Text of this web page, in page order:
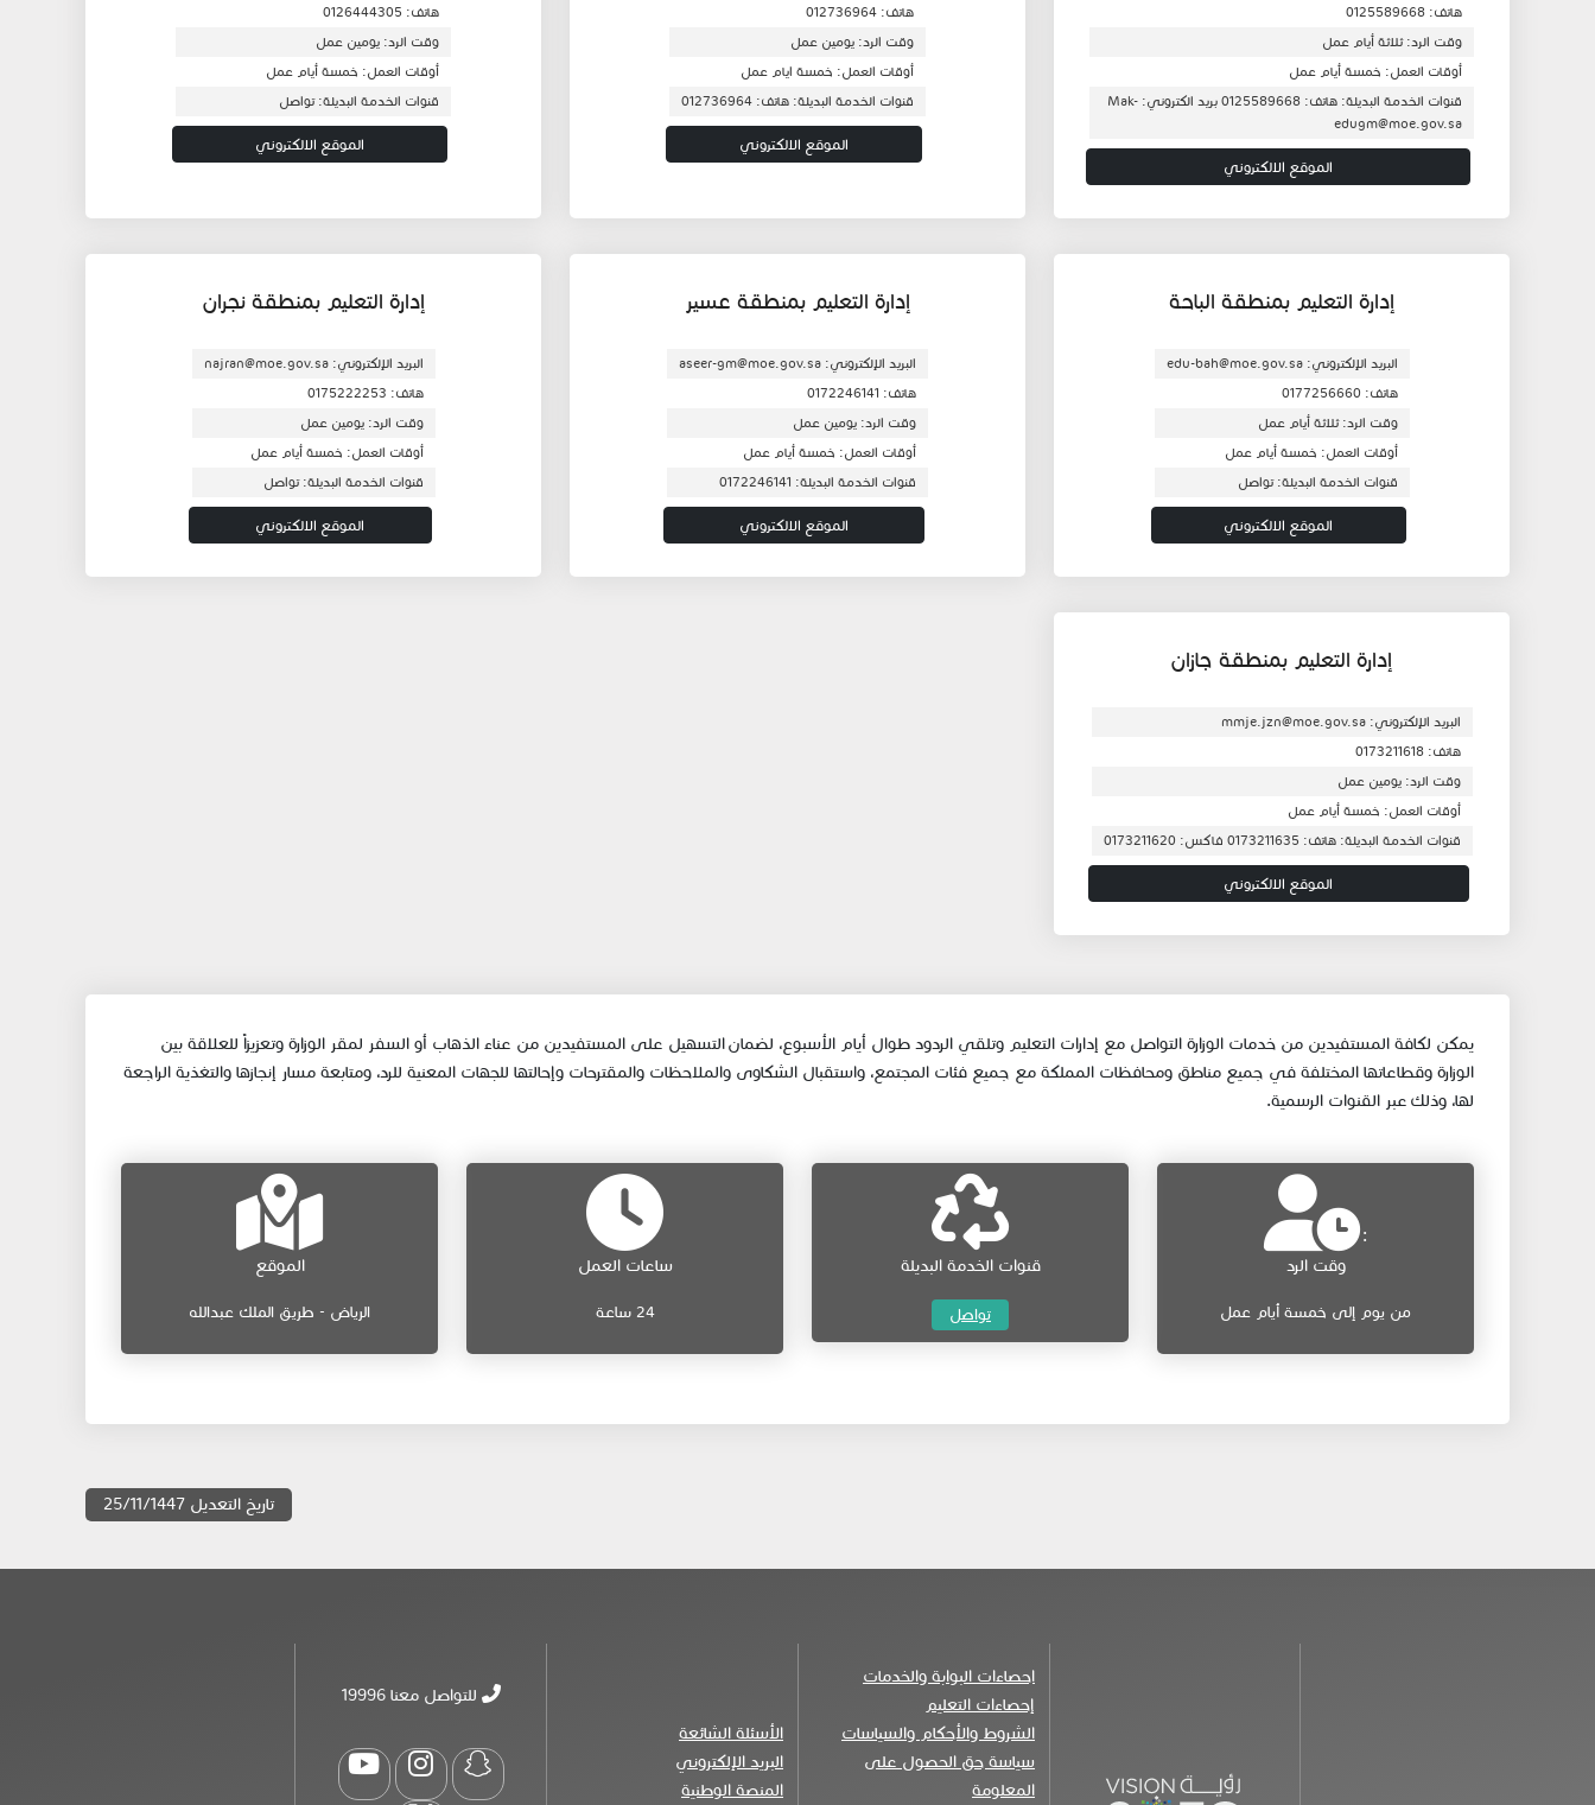
هاتف: 0125589668
وقت الرد: ثلاثة أيام عمل
أوقات العمل: خمسة أيام عمل
قنوات الخدمة البديلة: هاتف: 0125589668 بريد الكتروني: Mak-
edugm@moe.gov.sa
الموقع الالكتروني
هاتف: 012736964
وقت الرد: يومين عمل
أوقات العمل: خمسة ايام عمل
قنوات الخدمة البديلة: هاتف: 012736964
الموقع الالكتروني
هاتف: 0126444305
وقت الرد: يومين عمل
أوقات العمل: خمسة أيام عمل
قنوات الخدمة البديلة: تواصل
الموقع الالكتروني
إدارة التعليم بمنطقة الباحة
البريد الإلكتروني: edu-bah@moe.gov.sa
هاتف: 0177256660
وقت الرد: ثلاثة أيام عمل
أوقات العمل: خمسة أيام عمل
قنوات الخدمة البديلة: تواصل
الموقع الالكتروني
إدارة التعليم بمنطقة عسير
البريد الإلكتروني: aseer-gm@moe.gov.sa
هاتف: 0172246141
وقت الرد: يومين عمل
أوقات العمل: خمسة أيام عمل
قنوات الخدمة البديلة: 0172246141
الموقع الالكتروني
إدارة التعليم بمنطقة نجران
البريد الإلكتروني: najran@moe.gov.sa
هاتف: 0175222253
وقت الرد: يومين عمل
أوقات العمل: خمسة أيام عمل
قنوات الخدمة البديلة: تواصل
الموقع الالكتروني
إدارة التعليم بمنطقة جازان
البريد الإلكتروني: mmje.jzn@moe.gov.sa
هاتف: 0173211618
وقت الرد: يومين عمل
أوقات العمل: خمسة أيام عمل
قنوات الخدمة البديلة: هاتف: 0173211635 فاكس: 0173211620
الموقع الالكتروني
​​يمكن لكافة المستفيدين من خدمات الوزارة التواصل مع إدارات التعليم وتلقي الردود طوال أيام الأسبوع، لضمان التسهيل على المستفيدين من عناء الذهاب أو السفر لمقر الوزارة وتعزيزاً للعلاقة بين
الوزارة وقطاعاتها المختلفة في جميع مناطق ومحافظات المملكة مع جميع فئات المجتمع، واستقبال الشكاوى والملاحظات والمقترحات وإحالتها للجهات المعنية للرد، ومتابعة مسار إنجازها والتغذية الراجعة
لها، وذلك عبر القنوات الرسمية.​
:​ ​
وقت الرد
من يوم إلى خمسة أيام عمل
قنوات الخدمة البديلة
ت​و​اصل
ساعات العمل
24 ساعة
الموقع
الرياض - طريق الملك عبدالله
تاريخ التعديل 25/11/1447
احصاءات البوابة والخدمات
إحصاءات التعليم
الشروط والأحكام والسياسات
سياسة حق الحصول على
المعلومة
الأسئلة الشائعة
البريد الإلكتروني
المنصة الوطنية
للتواصل معنا 19996